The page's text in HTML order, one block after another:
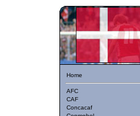
Home
AFC
CAF
Concacaf